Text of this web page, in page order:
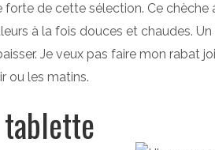
forte de cette sélection. Ce
à la fois douces et chaudes.
Je veux pas faire mon rabat
ou les matins.